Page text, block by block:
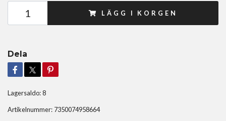
LÄGG I KORGEN
Dela
Lagersaldo:8
Artikelnummer: 7350074958664